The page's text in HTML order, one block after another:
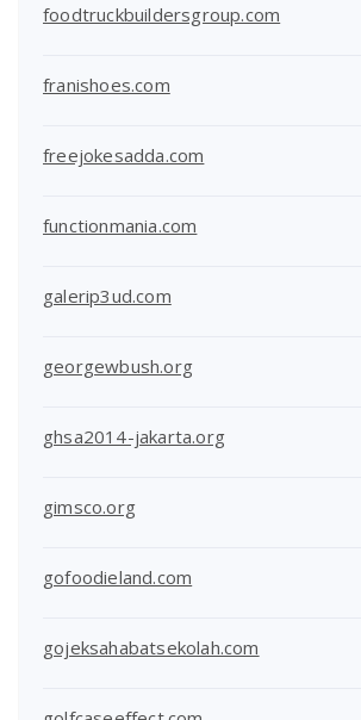
foodtruckbuildersgroup.com
franishoes.com
freejokesadda.com
functionmania.com
galerip3ud.com
georgewbush.org
ghsa2014-jakarta.org
gimsco.org
gofoodieland.com
gojeksahabatsekolah.com